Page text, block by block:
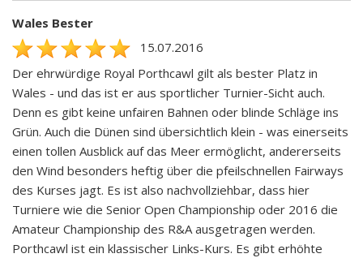
Wales Bester
15.07.2016
Der ehrwürdige Royal Porthcawl gilt als bester Platz in
Wales - und das ist er aus sportlicher Turnier-Sicht auch.
Denn es gibt keine unfairen Bahnen oder blinde Schläge ins
Grün. Auch die Dünen sind übersichtlich klein - was einerseits
einen tollen Ausblick auf das Meer ermöglicht, andererseits
den Wind besonders heftig über die pfeilschnellen Fairways
des Kurses jagt. Es ist also nachvollziehbar, dass hier
Turniere wie die Senior Open Championship oder 2016 die
Amateur Championship des R&A ausgetragen werden.
Porthcawl ist ein klassischer Links-Kurs. Es gibt erhöhte